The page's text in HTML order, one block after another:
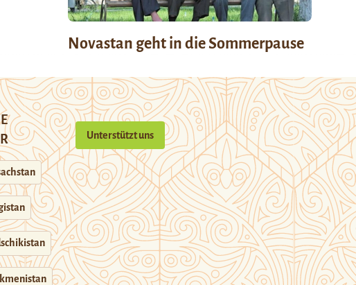
Novastan geht in die Sommerpause
Unterstützt uns